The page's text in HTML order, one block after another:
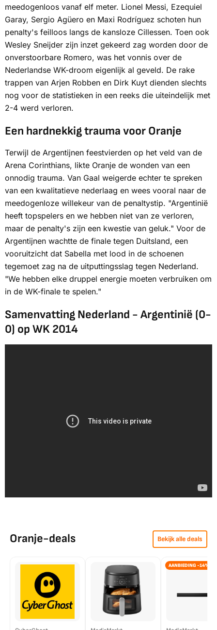
meedogenloos vanaf elf meter. Lionel Messi, Ezequiel
Garay, Sergio Agüero en Maxi Rodríguez schoten hun
penalty's feilloos langs de kansloze Cillessen. Toen ook
Wesley Sneijder zijn inzet gekeerd zag worden door de
onverstoorbare Romero, was het vonnis over de
Nederlandse WK-droom eigenlijk al geveld. De rake
trappen van Arjen Robben en Dirk Kuyt dienden slechts
nog voor de statistieken in een reeks die uiteindelijk met
2-4 werd verloren.
Een hardnekkig trauma voor Oranje
Terwijl de Argentijnen feestvierden op het veld van de
Arena Corinthians, likte Oranje de wonden van een
onnodig trauma. Van Gaal weigerde echter te spreken
van een kwalitatieve nederlaag en wees vooral naar de
meedogenloze willekeur van de penaltystip. "Argentinië
heeft topspelers en we hebben niet van ze verloren,
maar de penalty's zijn een kwestie van geluk." Voor de
Argentijnen wachtte de finale tegen Duitsland, een
vooruitzicht dat Sabella met lood in de schoenen
tegemoet zag na de uitputtingsslag tegen Nederland.
"We hebben elke druppel energie moeten verbruiken om
in de WK-finale te spelen."
Samenvatting Nederland - Argentinië (0-
0) op WK 2014
Oranje-deals Bekijk alle deals
AANBIEDING -14%